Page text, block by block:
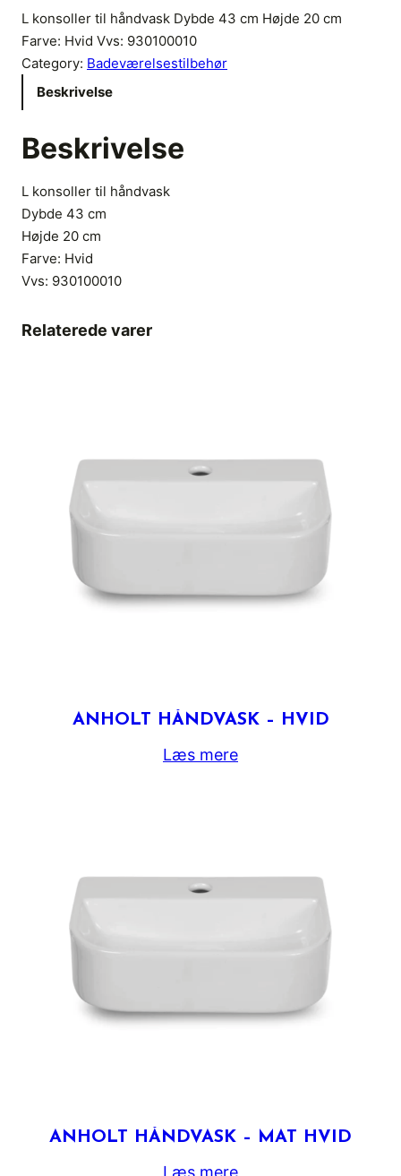
L konsoller til håndvask Dybde 43 cm Højde 20 cm
Farve: Hvid Vvs: 930100010
Category: Badeværelsestilbehør
Beskrivelse
Beskrivelse
L konsoller til håndvask
Dybde 43 cm
Højde 20 cm
Farve: Hvid
Vvs: 930100010
Relaterede varer
ANHOLT HÅNDVASK – HVID
Læs mere
ANHOLT HÅNDVASK – MAT HVID
Læs mere